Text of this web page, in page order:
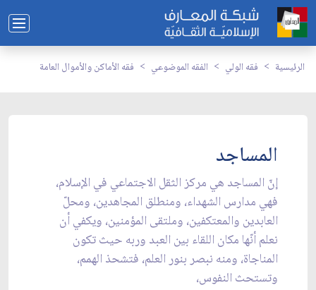
الرئيسية فقه الولي الفقه الموضوعي فقه الأماكن والأموال العامة
المساجد
إنّ المساجد هي مركز الثقل الاجتماعي في الإسلام،
فهي مدارس الشهداء، ومنطلق المجاهدين، ومحلّ
العابدين والمعتكفين، وملتقى المؤمنين، ويكفي أن
نعلم أنّها مكان اللقاء بين العبد وربه حيث تكون
المناجاة، ومنه نبصر بنور العلم، فتشحذ الهمم،
وتستحث النفوس،